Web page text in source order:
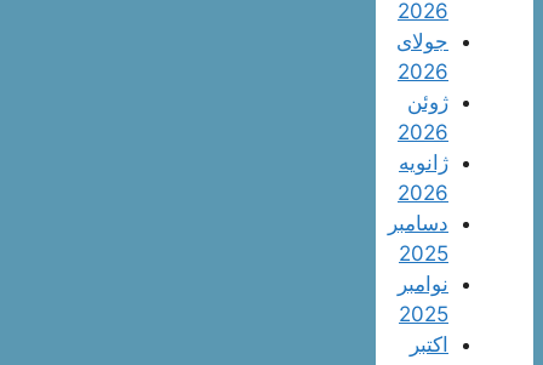
2026
جولای
2026
ژوئن
2026
ژانویه
2026
دسامبر
2025
نوامبر
2025
اکتبر